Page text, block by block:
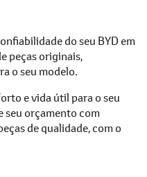
do seu BYD em
peças originais,
o seu modelo.
e vida útil para o seu
seu orçamento com
de qualidade, com o